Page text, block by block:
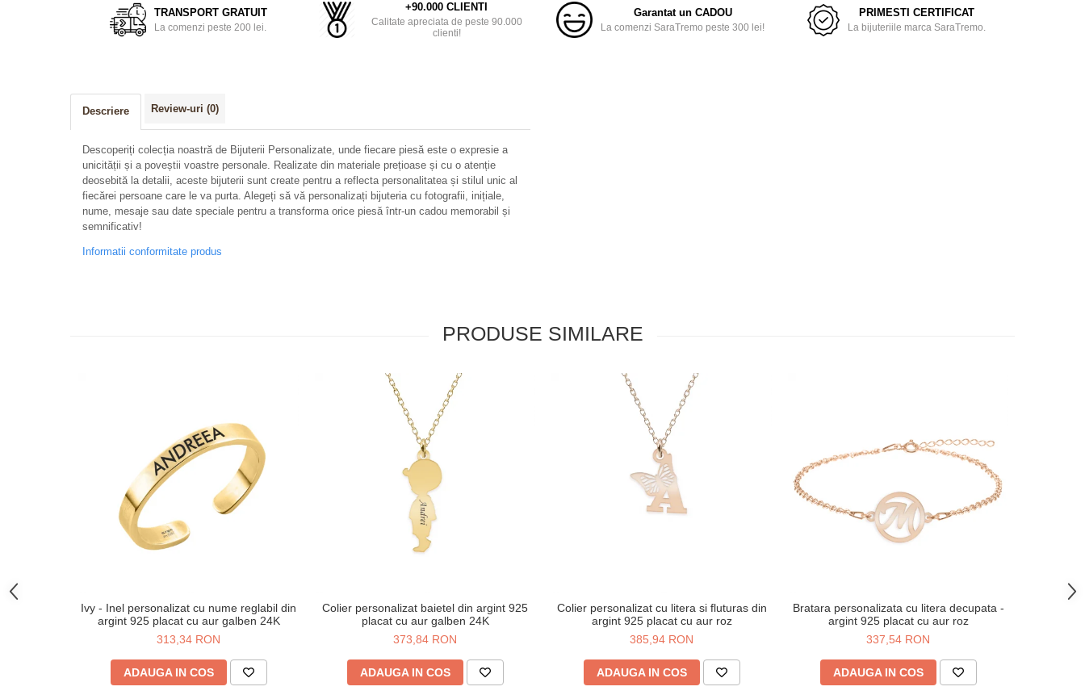
TRANSPORT GRATUIT
La comenzi peste 200 lei.
+90.000 CLIENTI
Calitate apreciata de peste 90.000
clienti!
Garantat un CADOU
La comenzi SaraTremo peste 300 lei!
PRIMESTI CERTIFICAT
La bijuteriile marca SaraTremo.
Descriere Review-uri (0)
Descoperiți colecția noastră de Bijuterii Personalizate, unde fiecare piesă este o expresie a
unicității și a poveștii voastre personale. Realizate din materiale prețioase și cu o atenție
deosebită la detalii, aceste bijuterii sunt create pentru a reflecta personalitatea și stilul unic al
fiecărei persoane care le va purta. Alegeți să vă personalizați bijuteria cu fotografii, inițiale,
nume, mesaje sau date speciale pentru a transforma orice piesă într-un cadou memorabil și
semnificativ!
Informatii conformitate produs
PRODUSE SIMILARE
Ivy - Inel personalizat cu nume reglabil din
argint 925 placat cu aur galben 24K
313,34 RON
ADAUGA IN COS
Colier personalizat baietel din argint 925
placat cu aur galben 24K
373,84 RON
ADAUGA IN COS
Colier personalizat cu litera si fluturas din
argint 925 placat cu aur roz
385,94 RON
ADAUGA IN COS
Bratara personalizata cu litera decupata -
argint 925 placat cu aur roz
337,54 RON
ADAUGA IN COS